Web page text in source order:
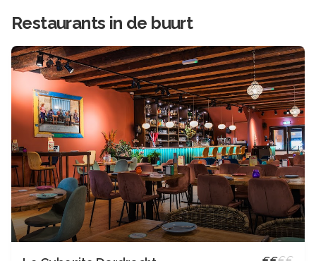
Restaurants in de buurt